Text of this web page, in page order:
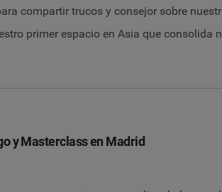
compartir trucos y consejor sobre
primer espacio en Asia que consolida
y Masterclass en Madrid